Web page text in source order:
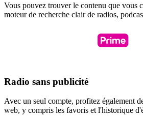
Vous pouvez trouver le contenu que vous
moteur de recherche clair de radios,
Radio sans publicité
Avec un seul compte, profitez également
web, y compris les favoris et l'historique